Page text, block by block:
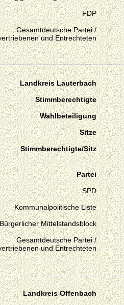
FDP
Gesamtdeutsche Partei /
und Entrechteten
Landkreis Lauterbach
Stimmberechtigte
Wahlbeteiligung
Sitze
Stimmberechtigte/Sitz
Partei
SPD
Kommunalpolitische Liste
Bürgerlicher Mittelstandsblock
Gesamtdeutsche Partei /
und Entrechteten
Landkreis Offenbach